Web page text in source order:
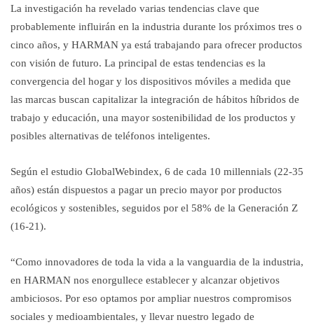
La investigación ha revelado varias tendencias clave que
probablemente influirán en la industria durante los próximos tres o
cinco años, y HARMAN ya está trabajando para ofrecer productos
con visión de futuro. La principal de estas tendencias es la
convergencia del hogar y los dispositivos móviles a medida que
las marcas buscan capitalizar la integración de hábitos híbridos de
trabajo y educación, una mayor sostenibilidad de los productos y
posibles alternativas de teléfonos inteligentes.
Según el estudio GlobalWebindex, 6 de cada 10 millennials (22-35
años) están dispuestos a pagar un precio mayor por productos
ecológicos y sostenibles, seguidos por el 58% de la Generación Z
(16-21).
“Como innovadores de toda la vida a la vanguardia de la industria,
en HARMAN nos enorgullece establecer y alcanzar objetivos
ambiciosos. Por eso optamos por ampliar nuestros compromisos
sociales y medioambientales, y llevar nuestro legado de